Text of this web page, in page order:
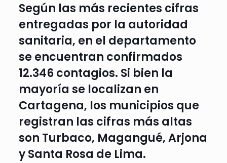
Según las más recientes cifras
entregadas por la autoridad
sanitaria, en el departamento
se encuentran confirmados
12.346 contagios. Si bien la
mayoría se localizan en
Cartagena, los municipios que
registran las cifras más altas
son Turbaco, Magangué, Arjona
y Santa Rosa de Lima.